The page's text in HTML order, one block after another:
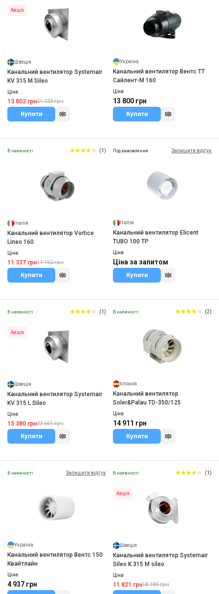
Акція
Швеція
Канальний вентилятор Systemair
KV 315 M Sileo
Ціна
13 802 грн21 233 грн
Купити
Україна
Канальний вентилятор Вентс ТТ
Сайлент-М 160
Ціна
13 800 грн
Купити
В наявності (1)
Італія
Канальний вентилятор Vortice
Lineo 160
Ціна
11 337 грн14 162 грн
Купити
Під замовлення Залишити відгук
Італія
Канальний вентилятор Elicent
TUBO 100 TP
Ціна
Ціна за запитом
Купити
В наявності (1)
Акція
Швеція
Канальний вентилятор Systemair
KV 315 L Sileo
Ціна
15 380 грн23 661 грн
Купити
В наявності (2)
Іспанія
Канальний вентилятор
Soler&Palau TD-350/125
Ціна
14 911 грн
Купити
В наявності Залишити відгук
Україна
Канальний вентилятор Вентс 150
Квайтлайн
Ціна
4 937 грн
В наявності (1)
Акція
Швеція
Канальний вентилятор Systemair
Sileo K 315 M sileo
Ціна
11 821 грн18 185 грн